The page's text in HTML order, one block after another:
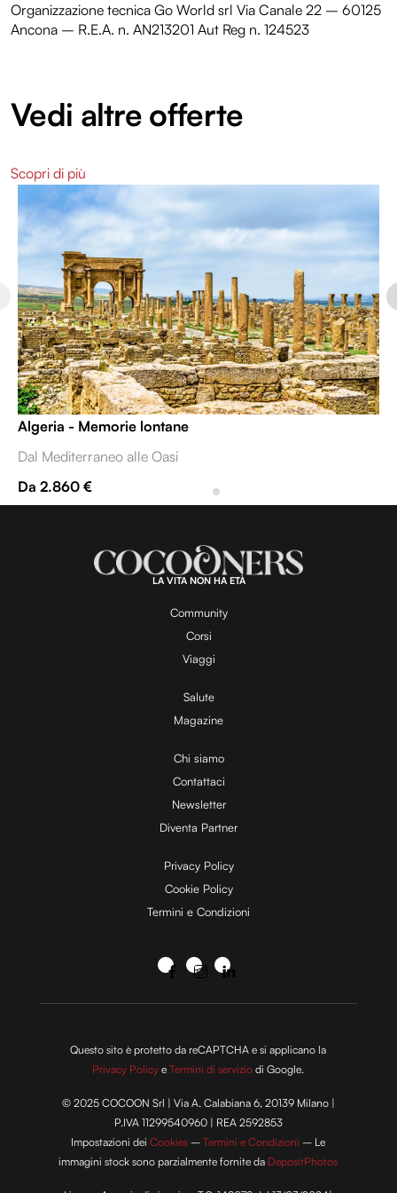
Organizzazione tecnica Go World srl Via Canale 22 – 60125
Ancona – R.E.A. n. AN213201 Aut Reg n. 124523
Vedi altre offerte
Scopri di più
Algeria - Memorie lontane
Dal Mediterraneo alle Oasi
Da 2.860 €
LA VITA NON HA ETÀ
Community
Corsi
Viaggi
Salute
Magazine
Chi siamo
Contattaci
Newsletter
Diventa Partner
Privacy Policy
Cookie Policy
Termini e Condizioni
Questo sito è protetto da reCAPTCHA e si applicano la
Privacy Policy eTermini di servizio di Google.
© 2025 COCOON Srl | Via A. Calabiana 6, 20139 Milano |
P.IVA 11299540960 | REA 2592853
Impostazioni deiCookies –Termini e Condizioni – Le
immagini stock sono parzialmente fornite da DepositPhotos